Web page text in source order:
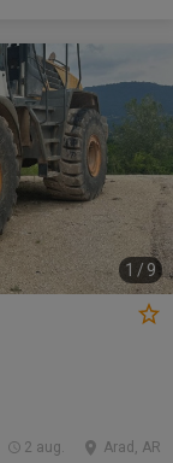
1 /9
Arad, AR
2 aug.